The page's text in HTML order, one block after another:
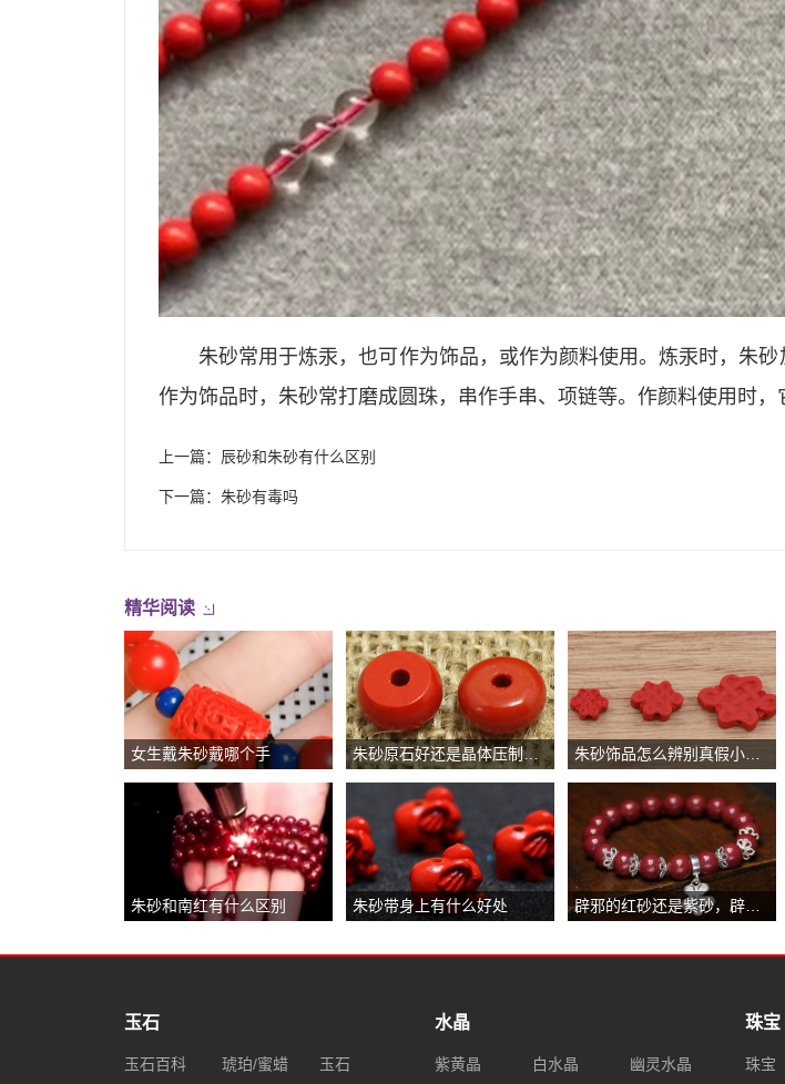
朱砂常用于炼汞，也可作为饰品，或作为颜料使用。炼汞时，朱砂
作为饰品时，朱砂常打磨成圆珠，串作手串、项链等。作颜料使用时，
上一篇： 辰砂和朱砂有什么区别
下一篇： 朱砂有毒吗
精华阅读
女生戴朱砂戴哪个手 朱砂原石好还是晶体压制好，晶体压制朱砂实惠
朱砂和南红有什么区别 朱砂带身上有什么好处
玉石
玉石百科 琥珀/蜜蜡 玉石
水晶
紫黄晶 白水晶 幽灵水晶
珠宝
珠宝